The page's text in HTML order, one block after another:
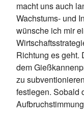
macht uns auch
Wachstums- und
wünsche ich mir
Richtung es geht.
dem
zu
festlegen. Sobald